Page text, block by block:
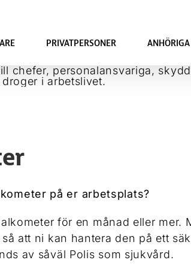
PRIVATPERSONER ANHÖRIGA
på er arbetsplats?
för en månad eller mer.
att ni kan hantera den på ett
av såväl Polis som sjukvård.